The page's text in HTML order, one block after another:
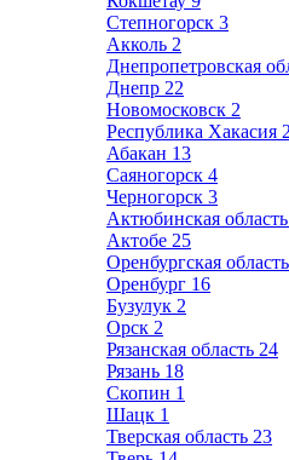
Степногорск 3
Акколь 2
Днепропетровская
Днепр 22
Новомосковск 2
Республика Хакасия
Абакан 13
Саяногорск 4
Черногорск 3
Актюбинская область
Актобе 25
Оренбургская область
Оренбург 16
Бузулук 2
Орск 2
Рязанская область 24
Рязань 18
Скопин 1
Шацк 1
Тверская область 23